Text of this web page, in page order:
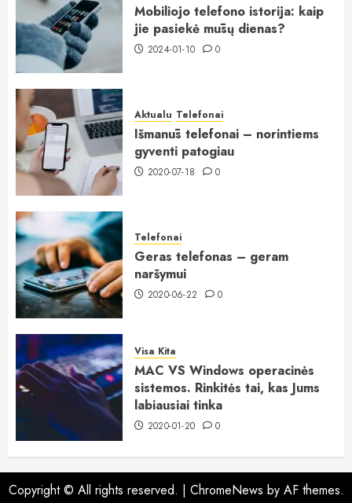
Mobiliojo telefono istorija: kaip
jie pasiekė mūsų dienas?
2024-01-10 0
Aktualu Telefonai
Išmanūs telefonai – norintiems
gyventi patogiau
2020-07-18 0
Telefonai
Geras telefonas – geram
naršymui
2020-06-22 0
Visa Kita
MAC VS Windows operacinės
sistemos. Rinkitės tai, kas Jums
labiausiai tinka
2020-01-20 0
Copyright © All rights reserved. | ChromeNews by AF themes.